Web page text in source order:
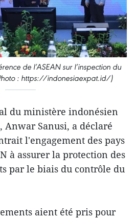
de l’ASEAN sur l’inspection du
: https://indonesiaexpat.id/)
du ministère indonésien
Sanusi, a déclaré
l'engagement des pays
à assurer la protection des
par le biais du contrôle du
aient été pris pour